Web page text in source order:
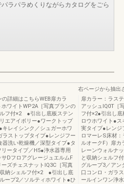
ラパラめくりながらカタログをごら
詳細はこちらWEB扉カラ
ワイトWP2A［写真プランの
フ付×2 ●引出し底板ステン
エアイボリー●ワークトップ
レイシンク／シュガーホワ
ストップタイプ●レンジフー
器洗い乾燥機／深型タイプ●タ
ータイプ／H5●浄水器専用
DフロアグレージュエルムF
ズチェスナットIQ3C［写真
納シェルフ付×2 ●引出し底
ープ2／ソルティホワイト●ひ
右ページから抽出
扉カラー：ラ
アッシュIQ0T［
フ付×2●引出し
ロウホワイト●
実タイプ●レンジ
ロマーレS床材
ルオークF）扉
レーンウォルナ
と収納シェルフ
グループ3／アン
口コンロ・ガラ
ールインワン浄